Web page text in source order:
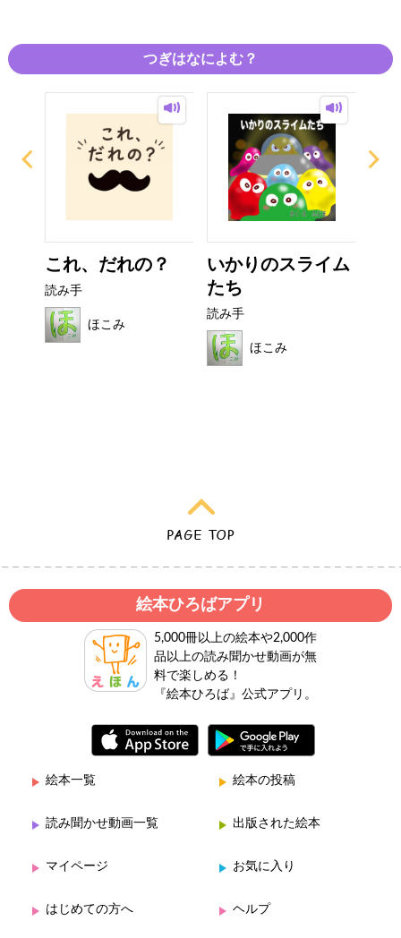
つぎはなによむ？
これ、だれの？
読み手
ほこみ
いかりのスライム
たち
読み手
ほこみ
絵本ひろばアプリ
5,000冊以上の絵本や2,000作
品以上の読み聞かせ動画が無
料で楽しめる！
『絵本ひろば』公式アプリ。
絵本一覧 絵本の投稿
読み聞かせ動画一覧 出版された絵本
マイページ お気に入り
はじめての方へ ヘルプ